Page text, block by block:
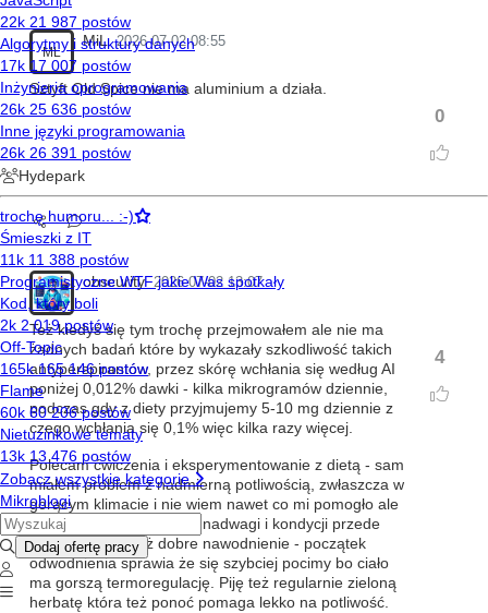
ML
MiL 2026-07-02 08:55
0
Sztyft Old Spice nie ma aluminium a działa.
obscurity 2026-07-02 13:07
4
Też kiedyś się tym trochę przejmowałem ale nie ma
żadnych badań które by wykazały szkodliwość takich
antyperspirantów, przez skórę wchłania się według AI
poniżej 0,012% dawki - kilka mikrogramów dziennie,
podczas gdy z diety przyjmujemy 5-10 mg dziennie z
czego wchłania się 0,1% więc kilka razy więcej.
Polecam ćwiczenia i eksperymentowanie z dietą - sam
miałem problem z nadmierną potliwością, zwłaszcza w
gorącym klimacie i nie wiem nawet co mi pomogło ale
jest dużo lepiej. Kontrola nadwagi i kondycji przede
wszystkim, ale też dobre nawodnienie - początek
odwodnienia sprawia że się szybciej pocimy bo ciało
ma gorszą termoregulację. Piję też regularnie zieloną
herbatę która też ponoć pomaga lekko na potliwość.